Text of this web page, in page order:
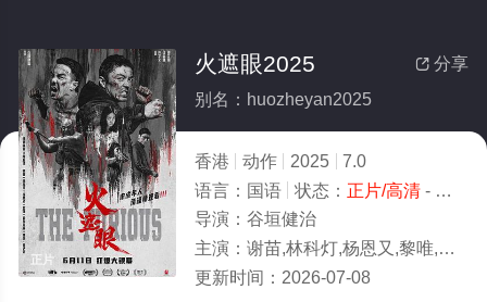
正片
 分享
火遮眼2025
别名：huozheyan2025
香港 动作 2025
7.0
语言： 国语 状态： 正片/高清- 免费在线观看
导演： 谷垣健治
主演： 谢苗,林科灯,杨恩又,黎唯,岩永丞威,萨哈贾克·波斯安吉特,玛娜莎楠·潘
更新时间： 2026-07-08